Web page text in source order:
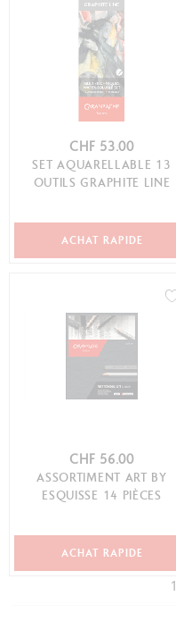
CHF 53.00
SET AQUARELLABLE 13
OUTILS GRAPHITE LINE
ACHAT RAPIDE
CHF 56.00
ASSORTIMENT ART BY
ESQUISSE 14 PIÈCES
ACHAT RAPIDE
1